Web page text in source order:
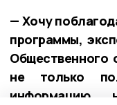
— Хочу
программы,
Общественного
не только
информацию,